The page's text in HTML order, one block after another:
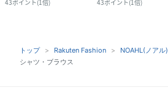
43ポイント(1倍)
43ポイント(1倍)
トップ Rakuten Fashion NOAHL(ノアル)
シャツ・ブラウス